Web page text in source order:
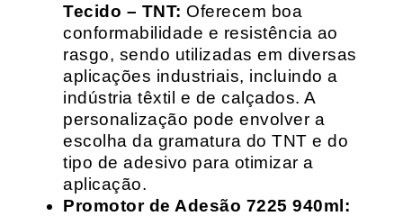
Tecido – TNT: Oferecem boa
conformabilidade e resistência ao
rasgo, sendo utilizadas em diversas
aplicações industriais, incluindo a
indústria têxtil e de calçados. A
personalização pode envolver a
escolha da gramatura do TNT e do
tipo de adesivo para otimizar a
aplicação.
Promotor de Adesão 7225 940ml: